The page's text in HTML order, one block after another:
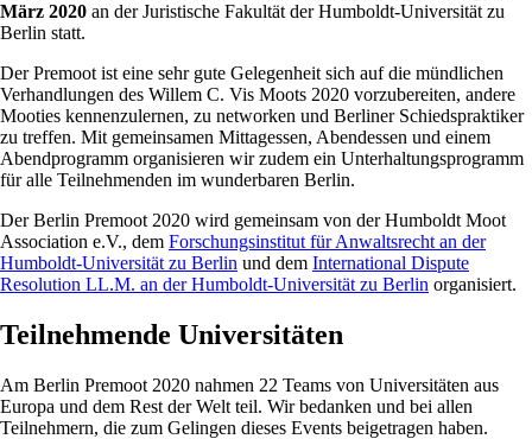
März 2020 an der Juristische Fakultät der Humboldt-Universität zu
Berlin statt.
Der Premoot ist eine sehr gute Gelegenheit sich auf die mündlichen
Verhandlungen des Willem C. Vis Moots 2020 vorzubereiten, andere
Mooties kennenzulernen, zu networken und Berliner Schiedspraktiker
zu treffen. Mit gemeinsamen Mittagessen, Abendessen und einem
Abendprogramm organisieren wir zudem ein Unterhaltungsprogramm
für alle Teilnehmenden im wunderbaren Berlin.
Der Berlin Premoot 2020 wird gemeinsam von der Humboldt Moot
Association e.V., dem Forschungsinstitut für Anwaltsrecht an der
Humboldt-Universität zu Berlin und dem International Dispute
Resolution LL.M. an der Humboldt-Universität zu Berlin organisiert.
Teilnehmende Universitäten
Am Berlin Premoot 2020 nahmen 22 Teams von Universitäten aus
Europa und dem Rest der Welt teil. Wir bedanken und bei allen
Teilnehmern, die zum Gelingen dieses Events beigetragen haben.